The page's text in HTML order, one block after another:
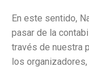
En este sentido,
pasar de la
través de nuestra
los